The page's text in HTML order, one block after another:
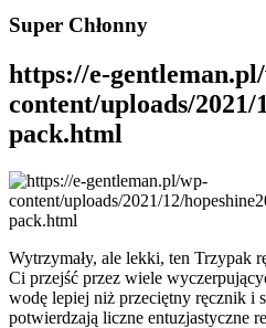
Super Chłonny
https://e-
content/uploads/
pack.html
Wytrzymały, ale lekki, ten Trzypak
Ci przejść przez wiele
wodę lepiej niż przeciętny ręcznik i
potwierdzają liczne entuzjastyczne